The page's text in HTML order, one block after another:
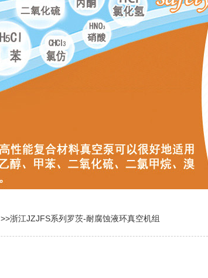
>>浙江JZJFS系列罗茨-耐腐蚀液环真空机组